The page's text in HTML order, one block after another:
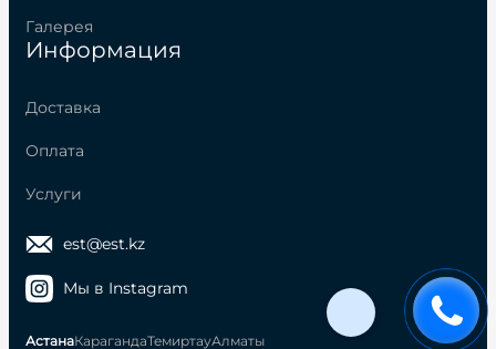
Галерея
Информация
Доставка
Оплата
Услуги
est@est.kz
Мы в Instagram
АстанаКарагандаТемиртауАлматы